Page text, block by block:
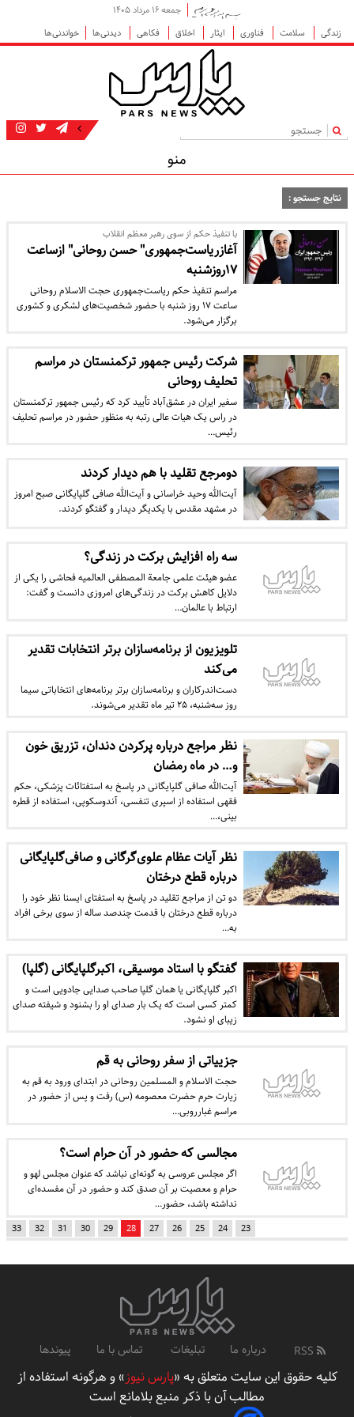
جمعه ۱۶ مرداد ۱۴۰۵
زندگی
سلامت فناوری ایثار اخلاق فکاهی دیدنی‌ها خواندنی‌ها
|
منو
نتایج جستجو :
با تنفیذ حکم از سوی رهبر معظم انقلاب
آغازریاست‌جمهوری" حسن روحانی" ازساعت
۱۷روزشنبه
مراسم تنفیذ حکم ریاست‌جمهوری حجت الاسلام روحانی
ساعت ۱۷ روز شنبه با حضور شخصیت‌های لشکری و کشوری
برگزار می‌شود.
شرکت رئیس جمهور ترکمنستان در مراسم
تحلیف روحانی
سفیر ایران در عشق‌‏آباد تأیید کرد که رئیس جمهور ترکمنستان
در راس یک هیات عالی رتبه به منظور حضور در مراسم تحلیف
رئیس…
دومرجع تقلید با هم دیدار کردند
آیت‌الله وحید خراسانی و آیت‌الله صافی گلپایگانی صبح امروز
در مشهد مقدس با یکدیگر دیدار و گفتگو کردند.
سه راه افزایش ‌برکت در زندگی‌‌؟
عضو هیئت علمی جامعة المصطفی العالمیه فحاشی را یکی از
دلایل کاهش برکت در زندگی‌های امروزی دانست و گفت:
ارتباط با عالمان…
تلویزیون از برنامه‌سازان برتر انتخابات تقدیر
می‌کند
دست‌اندرکاران و برنامه‌سازان برتر برنامه‌های انتخاباتی سیما
روز سه‌شنبه، ۲۵ تیر ماه تقدیر می‌شوند.
نظر مراجع درباره پرکردن دندان، تزریق خون
و… در ماه رمضان
آیت‌الله صافی گلپایگانی در پاسخ به استفتائات پزشکی، حکم
فقهی استفاده از اسپری تنفسی، آندوسکوپی، استفاده از قطره
بینی،…
نظر آیات عظام علوی‌گرگانی و صافی‌گلپایگانی
درباره قطع درختان
دو تن از مراجع تقلید در پاسخ به استفتای ایسنا نظر خود را
درباره قطع درختان با قدمت چندصد ساله از سوی برخی افراد
به…
گفتگو با استاد موسیقی، اکبرگلپایگانی (گلپا)
اکبر گلپایگانی یا همان گلپا صاحب صدایی جادویی است و
کمتر کسی است که یک بار صدای او را بشنود و شیفته صدای
زیبای او نشود.
جزییاتی از سفر روحانی به قم
حجت الاسلام و المسلمین روحانی در ابتدای ورود به قم به
زیارت حرم حضرت معصومه (س) رفت و پس از حضور در
مراسم غبارروبی…
مجالسی که حضور در آن حرام است؟
اگر مجلس عروسی به گونه‌اى نباشد که عنوان مجلس لهو و
حرام و معصیت بر آن صدق کند و حضور در آن مفسده‌اى
نداشته باشد، حضور…
23
24
25
26
27
28
29
30
31
32
33
درباره ما تبلیغات تماس با ما پیوندها
کلیه حقوق این سایت متعلق به «پارس نیوز» و هرگونه استفاده از
مطالب آن با ذکر منبع بلامانع است